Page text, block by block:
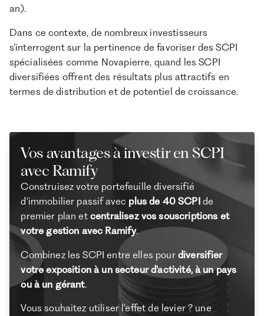
an).
Dans ce contexte, de nombreux investisseurs
s’interrogent sur la pertinence de favoriser des SCPI
spécialisées comme Novapierre, quand les SCPI
diversifiées offrent des résultats plus attractifs en
termes de distribution et de potentiel de croissance.
Vos avantages à investir en SCPI
avec Ramify
Construisez votre portefeuille diversifié
d'immobilier passif avec plus de 40 SCPIde
premier plan et centralisez vos souscriptions et
votre gestion avec Ramify.
Combinez les SCPI entre elles pour diversifier
votre exposition à un secteur d'activité, à un pays
ou à un gérant.
Vous souhaitez utiliser l'effet de levier ? une